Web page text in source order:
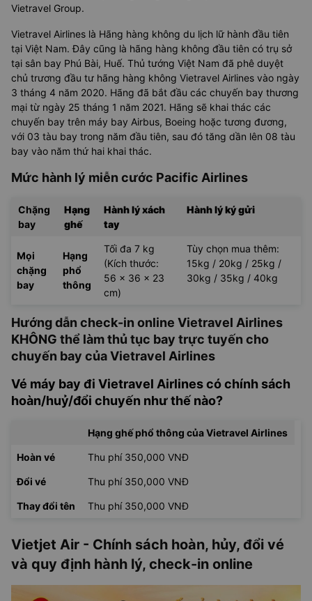
Vietravel Group.
Vietravel Airlines là Hãng hàng không du lịch lữ hành đầu tiên
tại Việt Nam. Đây cũng là hãng hàng không đầu tiên có trụ sở
tại sân bay Phú Bài, Huế. Thủ tướng Việt Nam đã phê duyệt
chủ trương đầu tư hãng hàng không Vietravel Airlines vào ngày
3 tháng 4 năm 2020. Hãng đã bắt đầu các chuyến bay thương
mại từ ngày 25 tháng 1 năm 2021. Hãng sẽ khai thác các
chuyến bay trên máy bay Airbus, Boeing hoặc tương đương,
với 03 tàu bay trong năm đầu tiên, sau đó tăng dần lên 08 tàu
bay vào năm thứ hai khai thác.
Mức hành lý miễn cước Pacific Airlines
Chặng
bay
Hạng
ghế
Hành lý xách
tay
Hành lý ký gửi
Mọi
chặng
bay
Hạng
phổ
thông
Tối đa 7 kg
(Kích thước:
56 x 36 x 23
cm)
Tùy chọn mua thêm:
15kg / 20kg / 25kg /
30kg / 35kg / 40kg
Hướng dẫn check-in online Vietravel Airlines
KHÔNG thể làm thủ tục bay trực tuyến cho
chuyến bay của Vietravel Airlines
Vé máy bay đi Vietravel Airlines có chính sách
hoàn/huỷ/đổi chuyến như thế nào?
Hạng ghế phổ thông của Vietravel Airlines
Hoàn vé Thu phí 350,000 VNĐ
Đổi vé Thu phí 350,000 VNĐ
Thay đổi tên Thu phí 350,000 VNĐ
Vietjet Air - Chính sách hoàn, hủy, đổi vé
và quy định hành lý, check-in online